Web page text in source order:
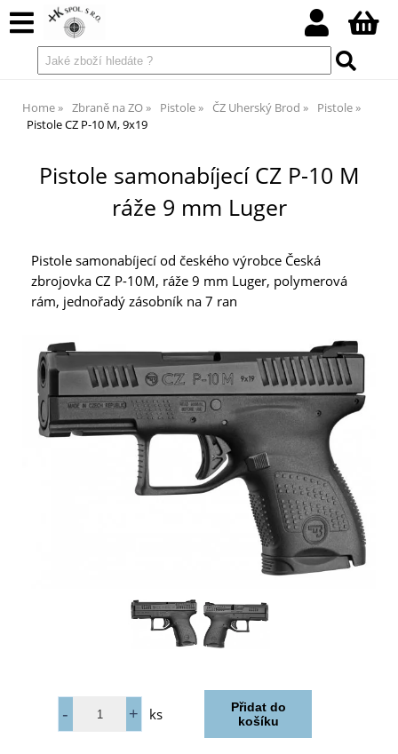
Home Zbraně na ZO Pistole ČZ Uherský Brod
Pistole
Pistole CZ P-10 M, 9x19
Pistole samonabíjecí CZ P-10 M
ráže 9 mm Luger
Pistole samonabíjecí od českého výrobce Česká
zbrojovka CZ P-10M, ráže 9 mm Luger, polymerová
rám, jednořadý zásobník na 7 ran
ks